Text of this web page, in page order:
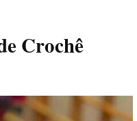
Crochê